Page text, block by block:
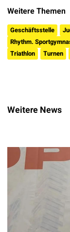
Weitere Themen
Geschäftsstelle
Rhythm.
Triathlon
Turnen
Weitere News